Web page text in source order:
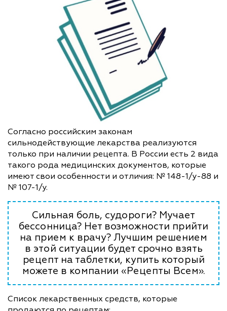
Согласно российским законам
сильнодействующие лекарства реализуются
только при наличии рецепта. В России есть 2 вида
такого рода медицинских документов, которые
имеют свои особенности и отличия: № 148-1/у-88 и
№ 107-1/у.
Сильная боль, судороги? Мучает
бессонница? Нет возможности прийти
на прием к врачу? Лучшим решением
в этой ситуации будет срочно взять
рецепт на таблетки, купить который
можете в компании «Рецепты Всем».
Список лекарственных средств, которые